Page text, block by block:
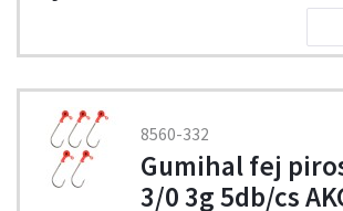
8560-332
Gumihal fej
3/0 3g 5db/cs